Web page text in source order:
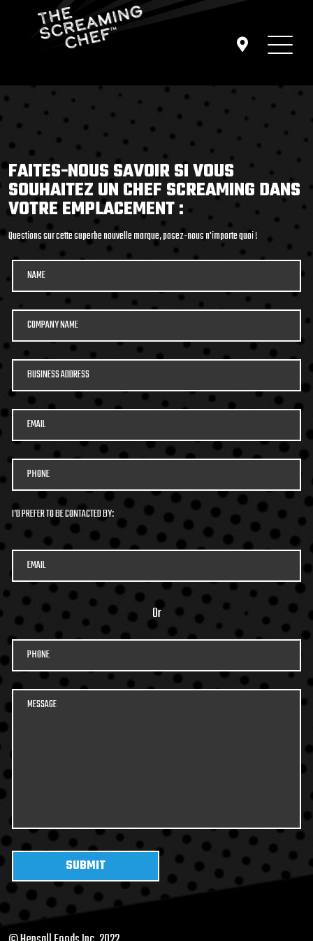
FAITES-NOUS SAVOIR SI VOUS
SOUHAITEZ UN CHEF SCREAMING DANS
VOTRE EMPLACEMENT :
Questions sur cette superbe nouvelle marque, posez-nous n'importe quoi !
I’D PREFER TO BE CONTACTED BY:
Or